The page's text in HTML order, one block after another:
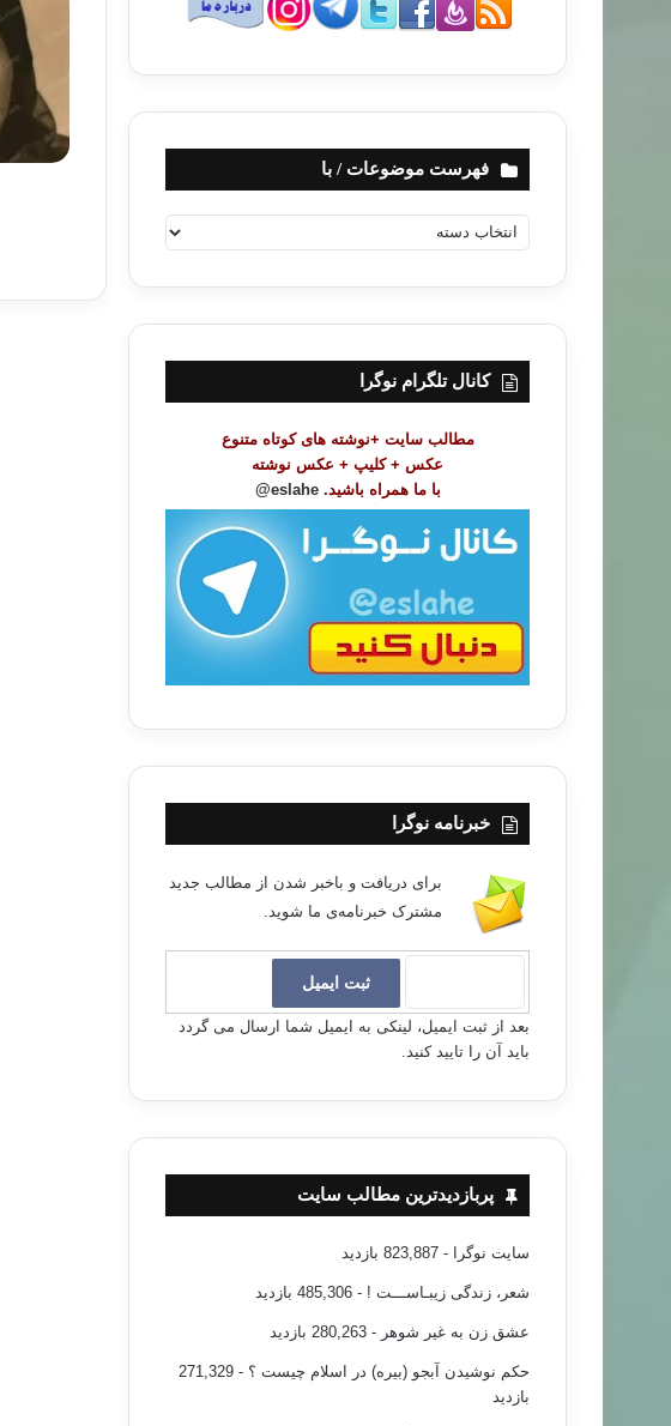
فهرست موضوعات / با
ه
ت
ض
کانال تلگرام نوگرا
مطالب سایت +نوشته های کوتاه متنوع
عکس + کلیپ + عکس نوشته
با ما همراه باشید. eslahe@
خبرنامه نوگرا
برای دریافت و باخبر شدن از مطالب جدید
مشترک خبرنامه‌ی ما شوید.
بعد از ثبت ایمیل، لینکی به ایمیل شما ارسال می گردد
باید آن را تایید کنید.
پربازدیدترین مطالب سایت
سایت نوگرا - 823,887 بازدید
شعر، زندگی زیبـاســـت ! - 485,306 بازدید
عشق زن به غیر شوهر - 280,263 بازدید
حکم نوشیدن آبجو (بیره) در اسلام چیست ؟
- 271,329
بازدید